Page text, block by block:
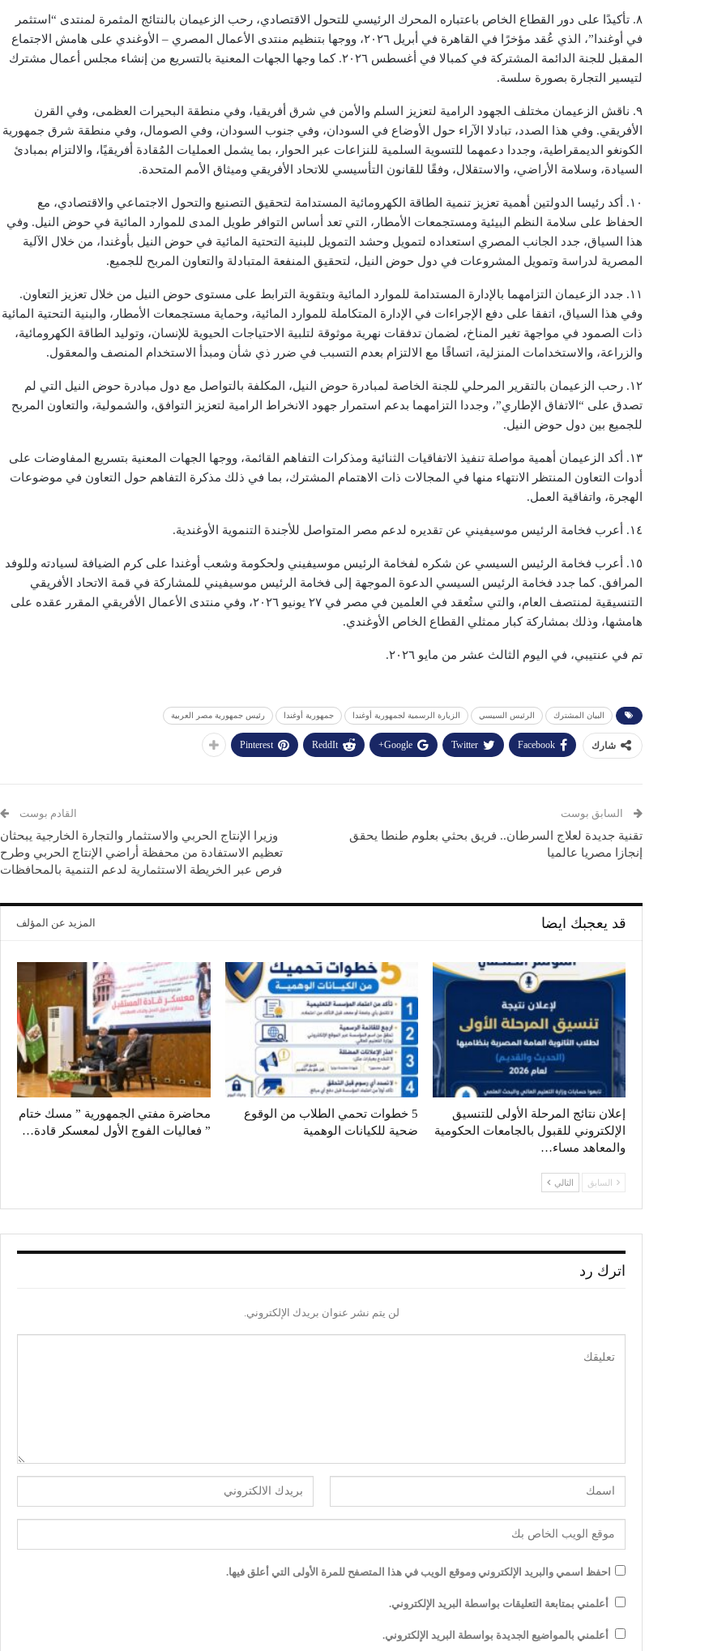
٨. تأكيدًا على دور القطاع الخاص باعتباره المحرك الرئيسي للتحول الاقتصادي، رحب الزعيمان بالنتائج المثمرة لمنتدى “استثمر
في أوغندا”، الذي عُقد مؤخرًا في القاهرة في أبريل ٢٠٢٦، ووجها بتنظيم منتدى الأعمال المصري – الأوغندي على هامش الاجتماع
المقبل للجنة الدائمة المشتركة في كمبالا في أغسطس ٢٠٢٦. كما وجها الجهات المعنية بالتسريع من إنشاء مجلس أعمال مشترك
لتيسير التجارة بصورة سلسة.
٩. ناقش الزعيمان مختلف الجهود الرامية لتعزيز السلم والأمن في شرق أفريقيا، وفي منطقة البحيرات العظمى، وفي القرن
الأفريقي. وفي هذا الصدد، تبادلا الآراء حول الأوضاع في السودان، وفي جنوب السودان، وفي الصومال، وفي منطقة شرق جمهورية
الكونغو الديمقراطية، وجددا دعمهما للتسوية السلمية للنزاعات عبر الحوار، بما يشمل العمليات المُقادة أفريقيًا، والالتزام بمبادئ
السيادة، وسلامة الأراضي، والاستقلال، وفقًا للقانون التأسيسي للاتحاد الأفريقي وميثاق الأمم المتحدة.
١٠. أكد رئيسا الدولتين أهمية تعزيز تنمية الطاقة الكهرومائية المستدامة لتحقيق التصنيع والتحول الاجتماعي والاقتصادي، مع
الحفاظ على سلامة النظم البيئية ومستجمعات الأمطار، التي تعد أساس التوافر طويل المدى للموارد المائية في حوض النيل. وفي
هذا السياق، جدد الجانب المصري استعداده لتمويل وحشد التمويل للبنية التحتية المائية في حوض النيل بأوغندا، من خلال الآلية
المصرية لدراسة وتمويل المشروعات في دول حوض النيل، لتحقيق المنفعة المتبادلة والتعاون المربح للجميع.
١١. جدد الزعيمان التزامهما بالإدارة المستدامة للموارد المائية وبتقوية الترابط على مستوى حوض النيل من خلال تعزيز التعاون.
وفي هذا السياق، اتفقا على دفع الإجراءات في الإدارة المتكاملة للموارد المائية، وحماية مستجمعات الأمطار، والبنية التحتية المائية
ذات الصمود في مواجهة تغير المناخ، لضمان تدفقات نهرية موثوقة لتلبية الاحتياجات الحيوية للإنسان، وتوليد الطاقة الكهرومائية،
والزراعة، والاستخدامات المنزلية، اتساقًا مع الالتزام بعدم التسبب في ضرر ذي شأن ومبدأ الاستخدام المنصف والمعقول.
١٢. رحب الزعيمان بالتقرير المرحلي للجنة الخاصة لمبادرة حوض النيل، المكلفة بالتواصل مع دول مبادرة حوض النيل التي لم
تصدق على “الاتفاق الإطاري”، وجددا التزامهما بدعم استمرار جهود الانخراط الرامية لتعزيز التوافق، والشمولية، والتعاون المربح
للجميع بين دول حوض النيل.
١٣. أكد الزعيمان أهمية مواصلة تنفيذ الاتفاقيات الثنائية ومذكرات التفاهم القائمة، ووجها الجهات المعنية بتسريع المفاوضات على
أدوات التعاون المنتظر الانتهاء منها في المجالات ذات الاهتمام المشترك، بما في ذلك مذكرة التفاهم حول التعاون في موضوعات
الهجرة، واتفاقية العمل.
١٤. أعرب فخامة الرئيس موسيفيني عن تقديره لدعم مصر المتواصل للأجندة التنموية الأوغندية.
١٥. أعرب فخامة الرئيس السيسي عن شكره لفخامة الرئيس موسيفيني ولحكومة وشعب أوغندا على كرم الضيافة لسيادته وللوفد
المرافق. كما جدد فخامة الرئيس السيسي الدعوة الموجهة إلى فخامة الرئيس موسيفيني للمشاركة في قمة الاتحاد الأفريقي
التنسيقية لمنتصف العام، والتي ستُعقد في العلمين في مصر في ٢٧ يونيو ٢٠٢٦، وفي منتدى الأعمال الأفريقي المقرر عقده على
هامشها، وذلك بمشاركة كبار ممثلي القطاع الخاص الأوغندي.
تم في عنتيبي، في اليوم الثالث عشر من مايو ٢٠٢٦.
البيان المشترك الرئيس السيسي الزيارة الرسمية لجمهورية أوغندا جمهورية أوغندا رئيس جمهورية مصر العربية
شارك Facebook
Twitter
Google+
ReddIt
Pinterest
السابق بوست
تقنية جديدة لعلاج السرطان.. فريق بحثي بعلوم طنطا يحقق
إنجازا مصريا عالميا
القادم بوست
وزيرا الإنتاج الحربي والاستثمار والتجارة الخارجية يبحثان
تعظيم الاستفادة من محفظة أراضي الإنتاج الحربي وطرح
فرص عبر الخريطة الاستثمارية لدعم التنمية بالمحافظات
قد يعجبك ايضا المزيد عن المؤلف
إعلان نتائج المرحلة الأولى للتنسيق
الإلكتروني للقبول بالجامعات الحكومية
والمعاهد مساء…
5 خطوات تحمي الطلاب من الوقوع
ضحية للكيانات الوهمية
محاضرة مفتي الجمهورية ” مسك ختام
” فعاليات الفوج الأول لمعسكر قادة…
السابق التالي
اترك رد
لن يتم نشر عنوان بريدك الإلكتروني.
احفظ اسمي والبريد الإلكتروني وموقع الويب في هذا المتصفح للمرة الأولى التي أعلق فيها.
أعلمني بمتابعة التعليقات بواسطة البريد الإلكتروني.
أعلمني بالمواضيع الجديدة بواسطة البريد الإلكتروني.